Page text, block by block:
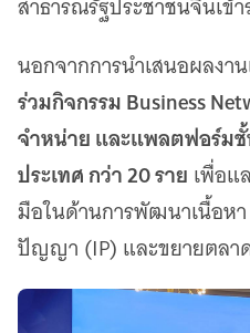
นอกจากการนำเสนอผลงา
ร่วมกิจกรรม Business
จำหน่าย และแพลตฟอร์ม
ประเทศ กว่า 20 ราย เพื่อแ
มือในด้านการพัฒนาเนื้อห
ปัญญา (IP) และขยายตลา